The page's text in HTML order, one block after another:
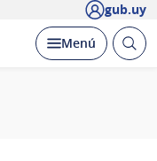
gub.uy
Desplegar
Menú Abrir